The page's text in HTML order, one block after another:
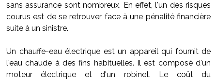
sans assurance sont nombreux. En effet, l'un des risques
courus est de se retrouver face à une pénalité financière
suite à un sinistre.
Un chauffe-eau électrique est un appareil qui fournit de
l'eau chaude à des fins habituelles. Il est composé d'un
moteur électrique et d'un robinet. Le coût du